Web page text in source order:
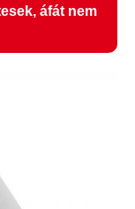
áfát nem